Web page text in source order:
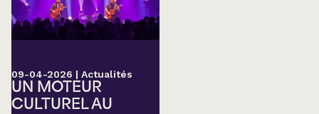
09-04-2026 | Actualités
UN MOTEUR
CULTUREL AU